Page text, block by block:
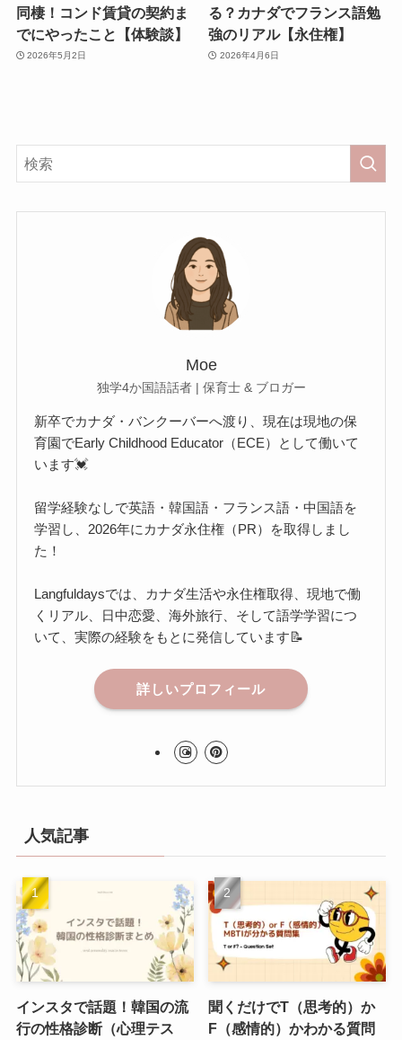
同棲！コンド賃貸の契約ま
でにやったこと【体験談】
2026年5月2日
る？カナダでフランス語勉
強のリアル【永住権】
2026年4月6日
Moe
独学4か国語話者 | 保育士 & ブロガー
新卒でカナダ・バンクーバーへ渡り、現在は現地の保
育園でEarly Childhood Educator（ECE）として働いて
います💓
留学経験なしで英語・韓国語・フランス語・中国語を
学習し、2026年にカナダ永住権（PR）を取得しまし
た！
Langfuldaysでは、カナダ生活や永住権取得、現地で働
くリアル、日中恋愛、海外旅行、そして語学学習につ
いて、実際の経験をもとに発信しています📝
詳しいプロフィール
人気記事
インスタで話題！韓国の流
行の性格診断（心理テス
聞くだけでT（思考的）か
F（感情的）かわかる質問